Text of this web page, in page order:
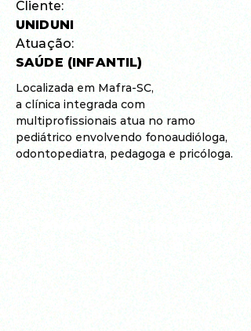
Cliente:
UNIDUNI
Atuação:
SAÚDE (INFANTIL)
Localizada em Mafra-SC,
a clínica integrada com
multiprofissionais atua no ramo
pediátrico envolvendo fonoaudióloga,
odontopediatra, pedagoga e pricóloga.